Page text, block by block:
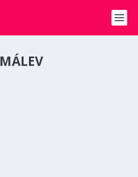
MÁLEV